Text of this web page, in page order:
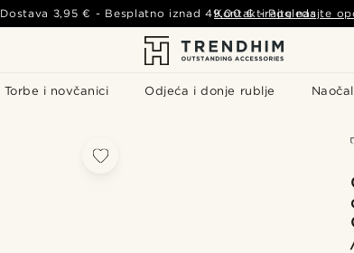
Torbe i novčanici Odjeća i donje rublje
Dostava 3,95 € - Besplatno iznad49,00 € - Pogledajte
Kontaktirajte nas